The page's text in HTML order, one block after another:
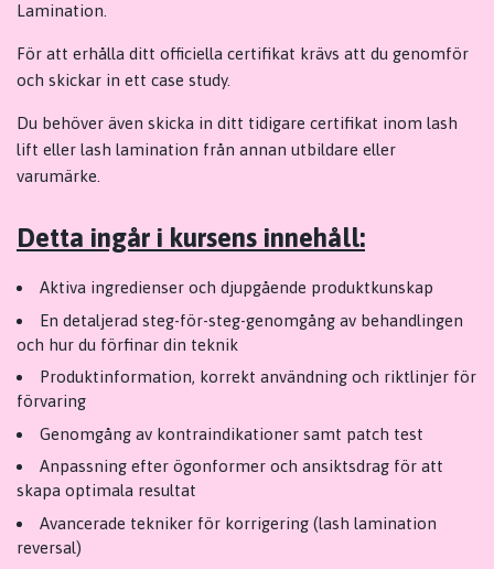
Lamination.
För att erhålla ditt officiella certifikat krävs att du genomför
och skickar in ett case study.
Du behöver även skicka in ditt tidigare certifikat inom lash
lift eller lash lamination från annan utbildare eller
varumärke.
Detta ingår i kursens innehåll:
Aktiva ingredienser och djupgående produktkunskap
En detaljerad steg-för-steg-genomgång av behandlingen
och hur du förfinar din teknik
Produktinformation, korrekt användning och riktlinjer för
förvaring
Genomgång av kontraindikationer samt patch test
Anpassning efter ögonformer och ansiktsdrag för att
skapa optimala resultat
Avancerade tekniker för korrigering (lash lamination
reversal)